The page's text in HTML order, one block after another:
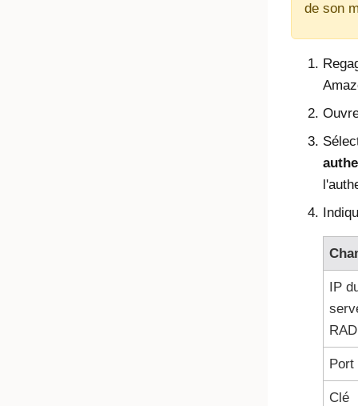
de son
IP
Port
Clé